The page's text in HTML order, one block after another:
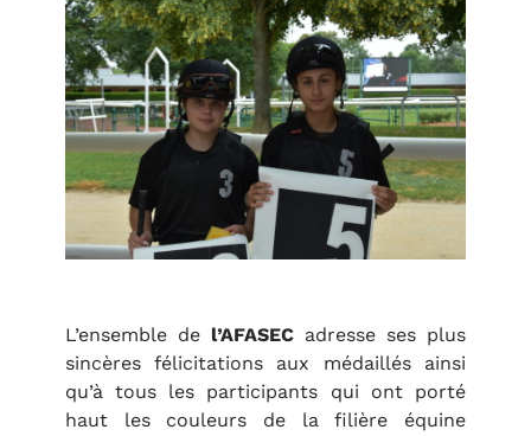
L’ensemble de l’AFASECadresse ses plus
sincères félicitations aux médaillés ainsi
qu’à tous les participants qui ont porté
haut les couleurs de la filière équine